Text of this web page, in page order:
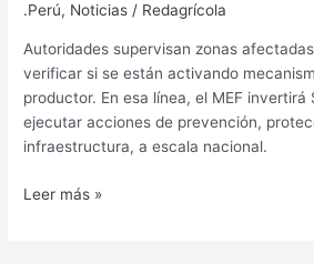
.Perú, Noticias / Redagrícola
Autoridades supervisan zonas
verificar si se están activando
productor. En esa línea, el MEF invertirá
ejecutar acciones de prevención,
infraestructura, a escala nacional.
prevención
para
enfrentar
al
“Niño
costero”
Leer más »